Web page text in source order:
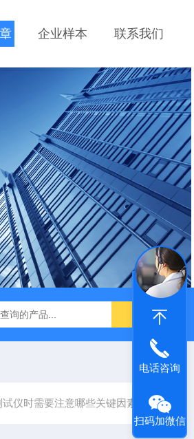
企业样本 联系我们
590-III内应力分析仪 铅笔划痕硬度
仪时需要注意哪些关键因素？
电话咨询
扫码加微信